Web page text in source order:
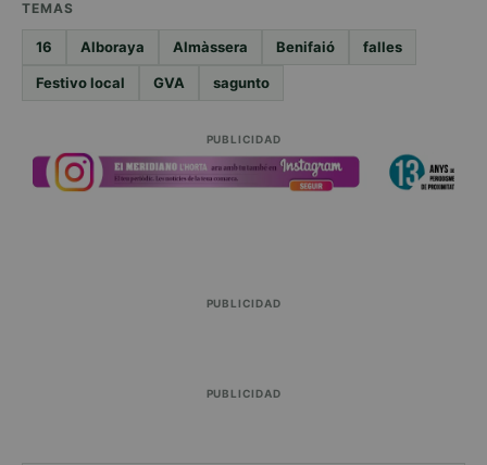
TEMAS
16 Alboraya Almàssera Benifaió falles
Festivo local GVA sagunto
PUBLICIDAD
PUBLICIDAD
PUBLICIDAD